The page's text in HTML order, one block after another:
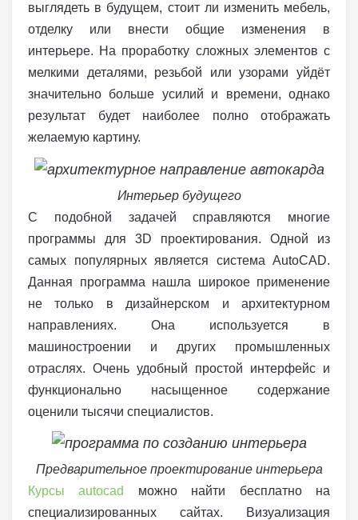
выглядеть в будущем, стоит ли изменить мебель,
отделку или внести общие изменения в
интерьере. На проработку сложных элементов с
мелкими деталями, резьбой или узорами уйдёт
значительно больше усилий и времени, однако
результат будет наиболее полно отображать
желаемую картину.
Интерьер будущего
С подобной задачей справляются многие
программы для 3D проектирования. Одной из
самых популярных является система AutoCAD.
Данная программа нашла широкое применение
не только в дизайнерском и архитектурном
направлениях. Она используется в
машиностроении и других промышленных
отраслях. Очень удобный простой интерфейс и
функционально насыщенное содержание
оценили тысячи специалистов.
Предварительное проектирование интерьера
Курсы autocad
можно найти бесплатно на
специализированных сайтах. Визуализация